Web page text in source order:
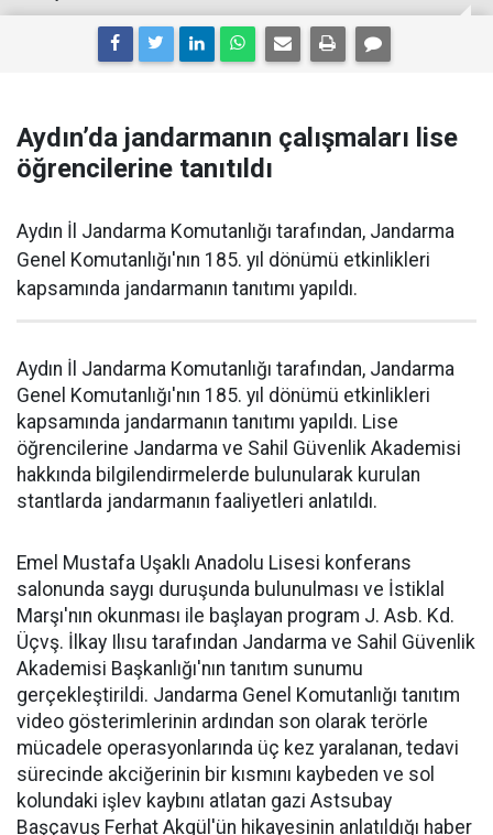
Aydın’da jandarmanın çalışmaları lise
öğrencilerine tanıtıldı
Aydın İl Jandarma Komutanlığı tarafından, Jandarma
Genel Komutanlığı'nın 185. yıl dönümü etkinlikleri
kapsamında jandarmanın tanıtımı yapıldı.
Aydın İl Jandarma Komutanlığı tarafından, Jandarma
Genel Komutanlığı'nın 185. yıl dönümü etkinlikleri
kapsamında jandarmanın tanıtımı yapıldı. Lise
öğrencilerine Jandarma ve Sahil Güvenlik Akademisi
hakkında bilgilendirmelerde bulunularak kurulan
stantlarda jandarmanın faaliyetleri anlatıldı.
Emel Mustafa Uşaklı Anadolu Lisesi konferans
salonunda saygı duruşunda bulunulması ve İstiklal
Marşı'nın okunması ile başlayan program J. Asb. Kd.
Üçvş. İlkay Ilısu tarafından Jandarma ve Sahil Güvenlik
Akademisi Başkanlığı'nın tanıtım sunumu
gerçekleştirildi. Jandarma Genel Komutanlığı tanıtım
video gösterimlerinin ardından son olarak terörle
mücadele operasyonlarında üç kez yaralanan, tedavi
sürecinde akciğerinin bir kısmını kaybeden ve sol
kolundaki işlev kaybını atlatan gazi Astsubay
Başçavuş Ferhat Akgül'ün hikayesinin anlatıldığı haber